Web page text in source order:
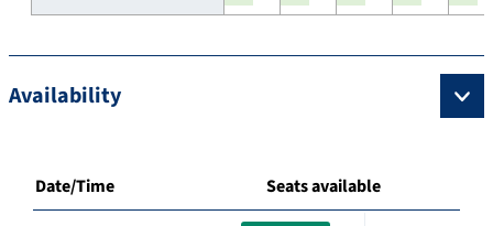
Availability
Date/Time Seats available